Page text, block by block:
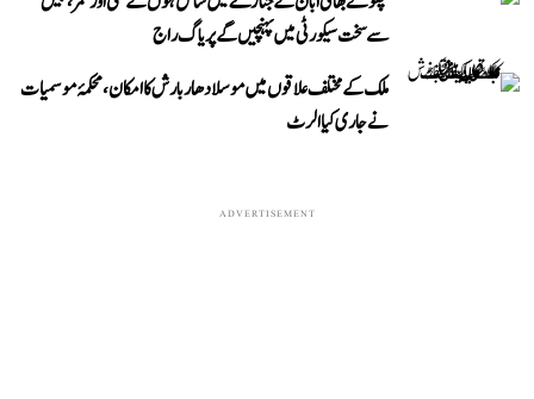
سے سخت سیکورٹی میں پہنچیں گے پریاگ راج
ملک کے مختلف علاقوں میں موسلادھار بارش کا امکان، محکمۂ موسمیات
نے جاری کیا الرٹ
ADVERTISEMENT